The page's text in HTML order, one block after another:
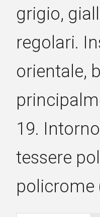
grigio,
regolari.
orientale,
19.
tessere
policrome